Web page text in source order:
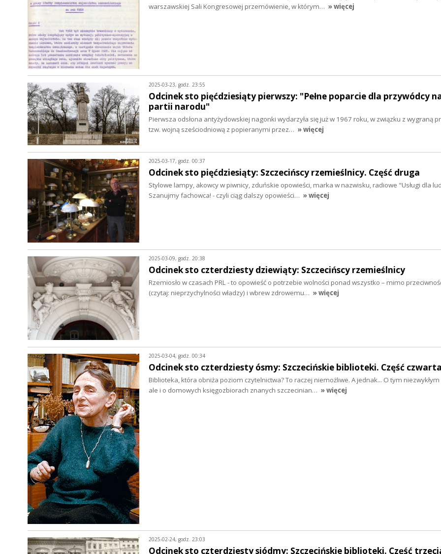
warszawskiej Sali Kongresowej przemówienie, w którym… » więcej
2025-03-23, godz. 23:55
Odcinek sto pięćdziesiąty pierwszy: "Pełne poparcie dla przywódcy
partii narodu"
Pierwsza odsłona antyżydowskiej nagonki wydarzyła się już w 1967 roku, w związku z wygraną
tzw. wojną sześciodniową z popieranymi przez… » więcej
2025-03-17, godz. 00:37
Odcinek sto pięćdziesiąty: Szczecińscy rzemieślnicy. Część druga
Stylowe lampy, akowcy w piwnicy, zduńskie opowieści, marka w nazwisku, radiowe "Usługi dla
Szanujmy fachowca! - czyli ciąg dalszy opowieści… » więcej
2025-03-09, godz. 20:38
Odcinek sto czterdziesty dziewiąty: Szczecińscy rzemieślnicy
Rzemiosło w czasach PRL - to opowieść o potrzebie wolności ponad wszystko – mimo
(czytaj: nieprzychylności władzy) i wbrew zdrowemu… » więcej
2025-03-04, godz. 00:34
Odcinek sto czterdziesty ósmy: Szczecińskie biblioteki. Część
Biblioteka, która obniża poziom czytelnictwa? To raczej niemożliwe. A jednak... O tym
ale i o domowych księgozbiorach znanych szczecinian… » więcej
2025-02-24, godz. 23:03
Odcinek sto czterdziesty siódmy: Szczecińskie biblioteki. Część